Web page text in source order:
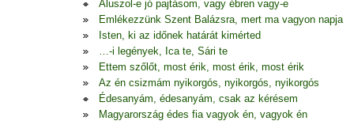
Aluszol-e jó pajtásom, vagy ébren vagy-e
Emlékezzünk Szent Balázsra, mert ma vagyon napja
Isten, ki az időnek határát kimérted
…-i legények, Ica te, Sári te
Ettem szőlőt, most érik, most érik, most érik
Az én csizmám nyikorgós, nyikorgós, nyikorgós
Édesanyám, édesanyám, csak az kérésem
Magyarország édes fia vagyok én, vagyok én